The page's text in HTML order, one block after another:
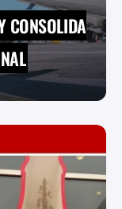
CONSOLIDA